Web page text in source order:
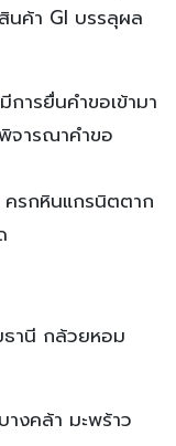
นค้า GI บรรลุผล
ารยื่นคำขอเข้ามา
จารณาคำขอ
ครกหินแกรนิตตาก
านี กล้วยหอม
างคล้า มะพร้าว